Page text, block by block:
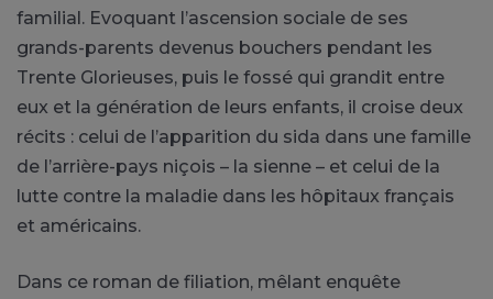
familial. Evoquant l’ascension sociale de ses
grands-parents devenus bouchers pendant les
Trente Glorieuses, puis le fossé qui grandit entre
eux et la génération de leurs enfants, il croise deux
récits : celui de l’apparition du sida dans une famille
de l’arrière-pays niçois – la sienne – et celui de la
lutte contre la maladie dans les hôpitaux français
et américains.
Dans ce roman de filiation, mêlant enquête